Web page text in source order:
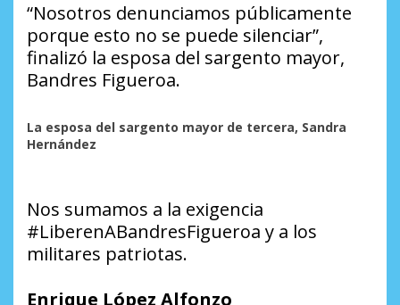
“Nosotros denunciamos públicamente
porque esto no se puede silenciar”,
finalizó la esposa del sargento mayor,
Bandres Figueroa.
La esposa del sargento mayor de tercera, Sandra
Hernández
Nos sumamos a la exigencia
#LiberenABandresFigueroa y a los
militares patriotas.
Enrique López Alfonzo